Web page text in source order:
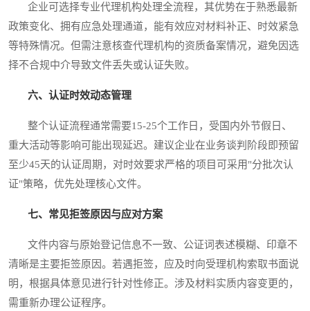
企业可选择专业代理机构处理全流程，其优势在于熟悉最新
政策变化、拥有应急处理通道，能有效应对材料补正、时效紧急
等特殊情况。但需注意核查代理机构的资质备案情况，避免因选
择不合规中介导致文件丢失或认证失败。
六、认证时效动态管理
整个认证流程通常需要15-25个工作日，受国内外节假日、
重大活动等影响可能出现延迟。建议企业在业务谈判阶段即预留
至少45天的认证周期，对时效要求严格的项目可采用"分批次认
证"策略，优先处理核心文件。
七、常见拒签原因与应对方案
文件内容与原始登记信息不一致、公证词表述模糊、印章不
清晰是主要拒签原因。若遇拒签，应及时向受理机构索取书面说
明，根据具体意见进行针对性修正。涉及材料实质内容变更的，
需重新办理公证程序。